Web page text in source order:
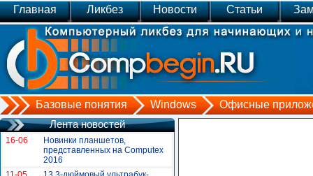
Главная Ликбез Новости Статьи
Базовые понятия Windows Офисные
Лента новостей
16-06
Новинки планшетов,
представленных на Сomputex
2016